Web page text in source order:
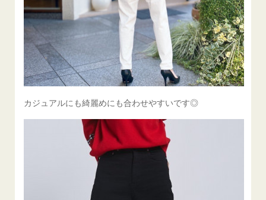
カジュアルにも綺麗めにも合わせやすいです◎